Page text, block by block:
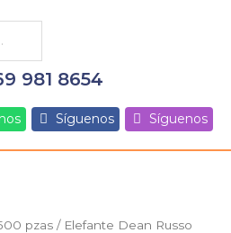
981 8654
Síguenos Síguenos
pzas / Elefante Dean Russo